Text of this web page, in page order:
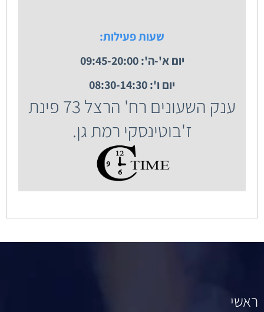
שעות פעילות:
יום א'-ה': 09:45-20:00
יום ו': 08:30-14:30
ענק השעונים רח' הרצל 73 פינת
ז'בוטינסקי רמת גן.
ראשי